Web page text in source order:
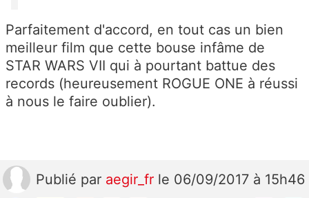
Parfaitement d'accord, en tout cas un bien
meilleur film que cette bouse infâme de
STAR WARS VII qui à pourtant battue des
records (heureusement ROGUE ONE à réussi
à nous le faire oublier).
Publié par aegir_fr le 06/09/2017 à 15h46